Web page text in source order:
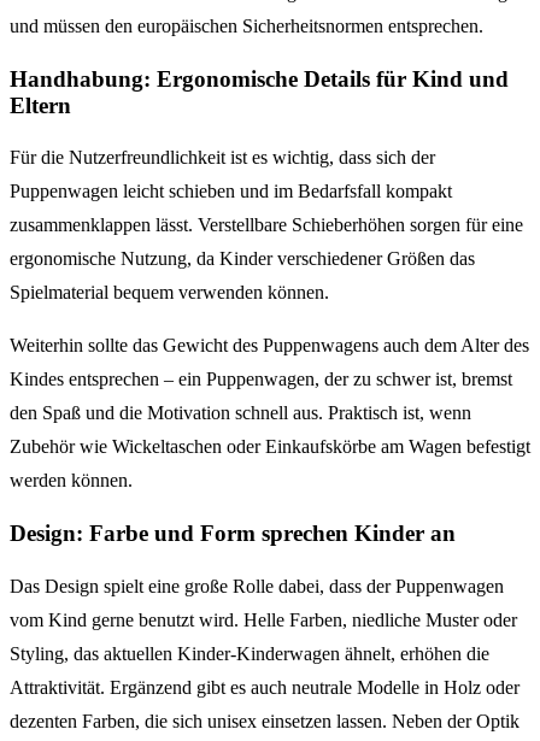
und müssen den europäischen Sicherheitsnormen entsprechen.
Handhabung: Ergonomische Details für Kind und
Eltern
Für die Nutzerfreundlichkeit ist es wichtig, dass sich der
Puppenwagen leicht schieben und im Bedarfsfall kompakt
zusammenklappen lässt. Verstellbare Schieberhöhen sorgen für eine
ergonomische Nutzung, da Kinder verschiedener Größen das
Spielmaterial bequem verwenden können.
Weiterhin sollte das Gewicht des Puppenwagens auch dem Alter des
Kindes entsprechen – ein Puppenwagen, der zu schwer ist, bremst
den Spaß und die Motivation schnell aus. Praktisch ist, wenn
Zubehör wie Wickeltaschen oder Einkaufskörbe am Wagen befestigt
werden können.
Design: Farbe und Form sprechen Kinder an
Das Design spielt eine große Rolle dabei, dass der Puppenwagen
vom Kind gerne benutzt wird. Helle Farben, niedliche Muster oder
Styling, das aktuellen Kinder-Kinderwagen ähnelt, erhöhen die
Attraktivität. Ergänzend gibt es auch neutrale Modelle in Holz oder
dezenten Farben, die sich unisex einsetzen lassen. Neben der Optik